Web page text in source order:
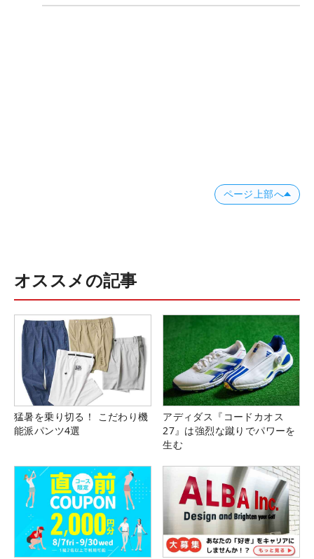
ページ上部へ
オススメの記事
猛暑を乗り切る！ こだわり機
能派パンツ4選
アディダス『コードカオス
27』は強烈な蹴りでパワーを
生む